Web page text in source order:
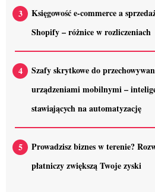
Księgowość e-commerce a
Shopify – różnice w rozliczeniach
Szafy skrytkowe do
urządzeniami mobilnymi –
stawiających na automatyzację
Prowadzisz biznes w terenie?
płatniczy zwiększą Twoje zyski